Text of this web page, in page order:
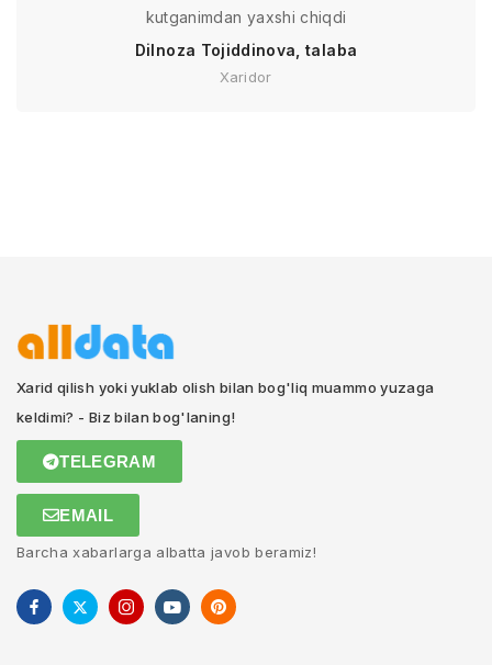
kutganimdan yaxshi chiqdi
Dilnoza Tojiddinova, talaba
Xaridor
Xarid qilish yoki yuklab olish bilan bog'liq muammo yuzaga
keldimi? - Biz bilan bog'laning!
TELEGRAM
EMAIL
Barcha xabarlarga albatta javob beramiz!